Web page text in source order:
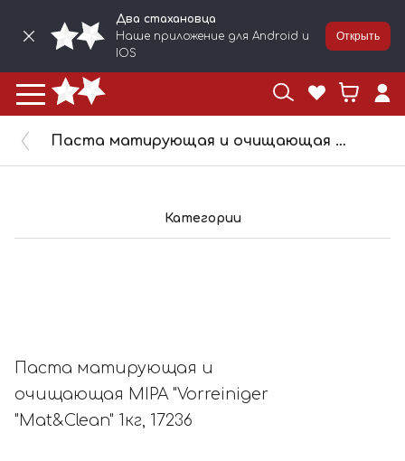
Два стахановца
Наше приложение для Android и
IOS
Открыть
Паста матирующая и очищающая MIPA "Vorreiniger "Mat&Clean" 1кг, 17236
Категории
Паста матирующая и
очищающая MIPA "Vorreiniger
"Mat&Clean" 1кг, 17236